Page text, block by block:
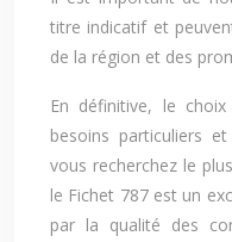
titre indicatif et
de la région et des
En définitive, le
besoins particuliers
vous recherchez le
le Fichet 787 est un
par la qualité des